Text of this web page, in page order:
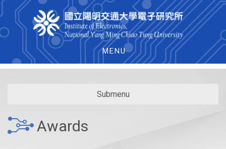
MENU
Submenu
Awards